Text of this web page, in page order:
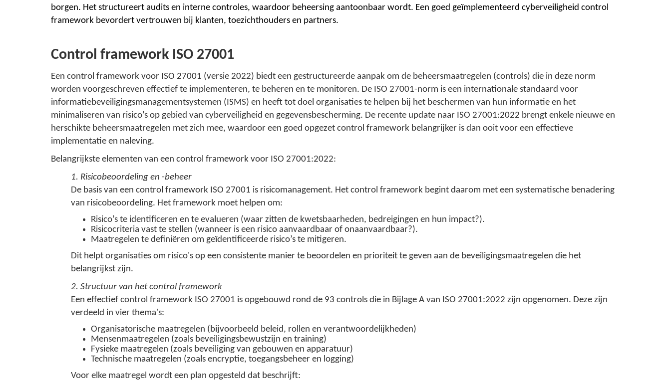
borgen. Het structureert audits en interne controles, waardoor beheersing aantoonbaar wordt. Een goed geïmplementeerd cyberveiligheid control
framework bevordert vertrouwen bij klanten, toezichthouders en partners.
Control framework ISO 27001
Een control framework voor ISO 27001 (versie 2022) biedt een gestructureerde aanpak om de beheersmaatregelen (controls) die in deze norm
worden voorgeschreven effectief te implementeren, te beheren en te monitoren. De ISO 27001-norm is een internationale standaard voor
informatiebeveiligingsmanagementsystemen (ISMS) en heeft tot doel organisaties te helpen bij het beschermen van hun informatie en het
minimaliseren van risico’s op gebied van cyberveiligheid en gegevensbescherming. De recente update naar ISO 27001:2022 brengt enkele nieuwe en
herschikte beheersmaatregelen met zich mee, waardoor een goed opgezet control framework belangrijker is dan ooit voor een effectieve
implementatie en naleving.
Belangrijkste elementen van een control framework voor ISO 27001:2022:
1. Risicobeoordeling en -beheer
De basis van een control framework ISO 27001 is risicomanagement. Het control framework begint daarom met een systematische benadering
van risicobeoordeling. Het framework moet helpen om:
Risico’s te identificeren en te evalueren (waar zitten de kwetsbaarheden, bedreigingen en hun impact?).
Risicocriteria vast te stellen (wanneer is een risico aanvaardbaar of onaanvaardbaar?).
Maatregelen te definiëren om geïdentificeerde risico’s te mitigeren.
Dit helpt organisaties om risico's op een consistente manier te beoordelen en prioriteit te geven aan de beveiligingsmaatregelen die het
belangrijkst zijn.
2. Structuur van het control framework
Een effectief control framework ISO 27001 is opgebouwd rond de 93 controls die in Bijlage A van ISO 27001:2022 zijn opgenomen. Deze zijn
verdeeld in vier thema's:
Organisatorische maatregelen (bijvoorbeeld beleid, rollen en verantwoordelijkheden)
Mensenmaatregelen (zoals beveiligingsbewustzijn en training)
Fysieke maatregelen (zoals beveiliging van gebouwen en apparatuur)
Technische maatregelen (zoals encryptie, toegangsbeheer en logging)
Voor elke maatregel wordt een plan opgesteld dat beschrijft: